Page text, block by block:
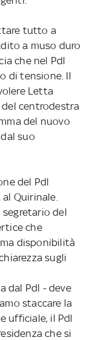
tutto a
a muso duro
che nel Pdl
di tensione. Il
Letta
centrodestra
del nuovo
suo
del Pdl
Quirinale.
del
che
disponibilità
sugli
dal Pdl - deve
staccare la
ufficiale, il Pdl
che si